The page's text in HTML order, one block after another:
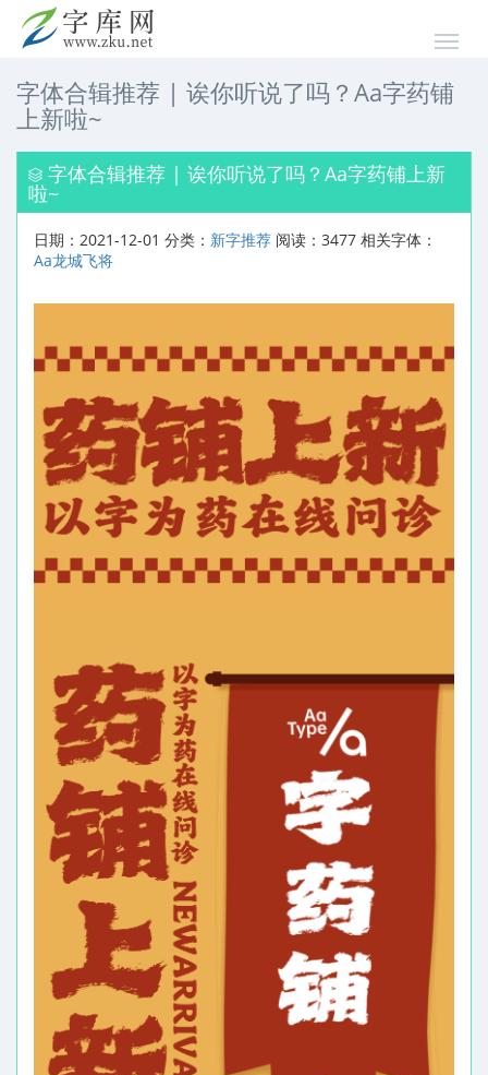
字体合辑推荐 | 诶你听说了吗？Aa字药铺
上新啦~
字体合辑推荐 | 诶你听说了吗？Aa字药铺上新
啦~
日期：2021-12-01 分类： 新字推荐 阅读：3477 相关字体：
Aa龙城飞将